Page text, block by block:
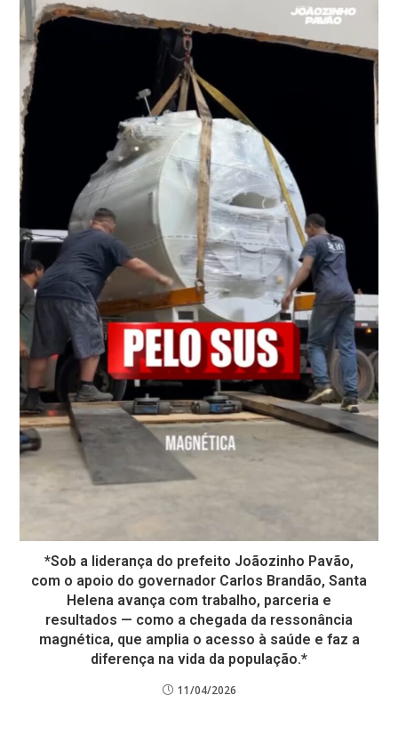
*Sob a liderança do prefeito Joãozinho Pavão,
com o apoio do governador Carlos Brandão, Santa
Helena avança com trabalho, parceria e
resultados — como a chegada da ressonância
magnética, que amplia o acesso à saúde e faz a
diferença na vida da população.*
11/04/2026